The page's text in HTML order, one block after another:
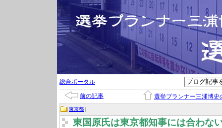
総合ポータル
前の記事 選挙プランナー三浦博史
東京都 |
東国原氏は東京都知事には合わな